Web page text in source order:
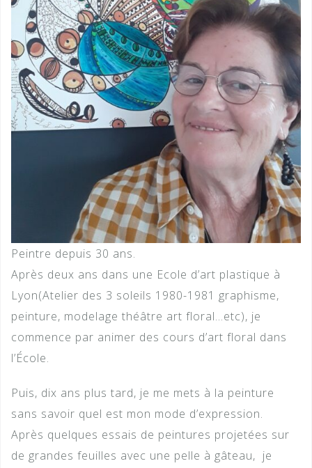
Peintre depuis 30 ans.
Après deux ans dans une Ecole d’art plastique à
Lyon(Atelier des 3 soleils 1980-1981 graphisme,
peinture, modelage théâtre art floral…etc), je
commence par animer des cours d’art floral dans
l’École.
Puis, dix ans plus tard, je me mets à la peinture
sans savoir quel est mon mode d’expression.
Après quelques essais de peintures projetées sur
de grandes feuilles avec une pelle à gâteau, je